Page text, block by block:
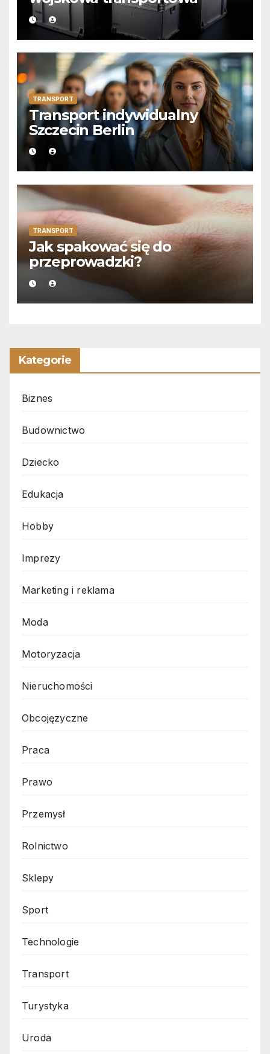
TRANSPORT
Transport indywidualny
Szczecin Berlin
TRANSPORT
Jak spakować się do
przeprowadzki?
Kategorie
Biznes
Budownictwo
Dziecko
Edukacja
Hobby
Imprezy
Marketing i reklama
Moda
Motoryzacja
Nieruchomości
Obcojęzyczne
Praca
Prawo
Przemysł
Rolnictwo
Sklepy
Sport
Technologie
Transport
Turystyka
Uroda